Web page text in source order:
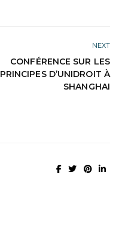
NEXT
CONFÉRENCE SUR LES
PRINCIPES D’UNIDROIT À
SHANGHAI